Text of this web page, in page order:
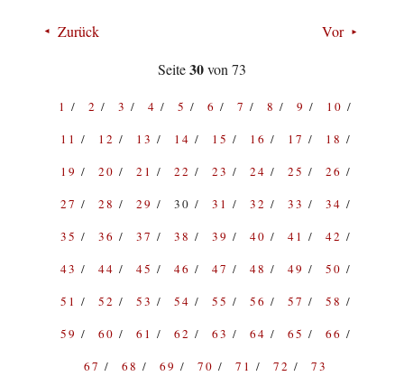
Zurück
Vor
Seite30von 73
1 2 3 4 5 6 7 8 9
10
11
12 13 14 15 16 17
18
19
20 21 22 23 24 25
26
27
28 29 30 31 32 33
34
35
36 37 38 39 40 41
42
43
44 45 46 47 48 49
50
51
52 53 54 55 56 57
58
59
60 61 62 63 64 65
66
67
68 69 70 71 72 73